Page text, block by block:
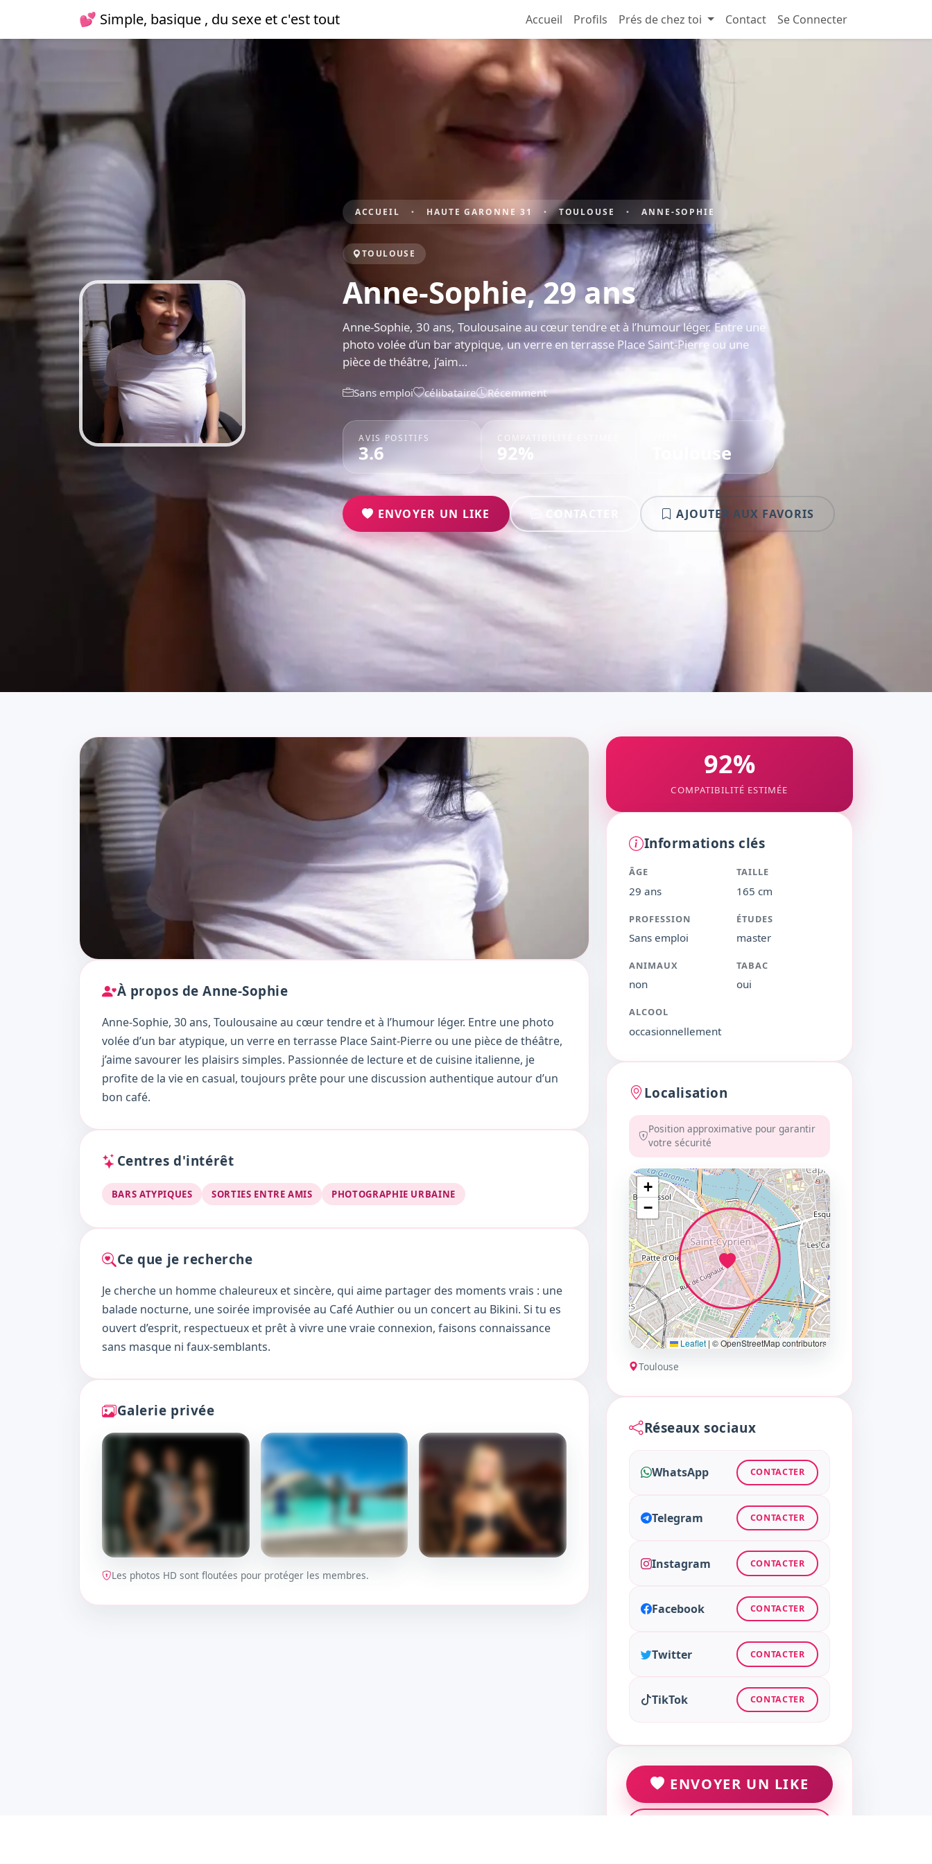
💕 Simple, basique , du sexe et c'est tout Accueil Profils Prés de chez toi Contact Se Connecter
ACCUEIL HAUTE GARONNE 31 TOULOUSE ANNE-SOPHIE
TOULOUSE
Anne-Sophie, 29 ans
Anne-Sophie, 30 ans, Toulousaine au cœur tendre et à l’humour léger. Entre une
photo volée d’un bar atypique, un verre en terrasse Place Saint-Pierre ou une
pièce de théâtre, j’aim…
Sans emploi célibataire Récemment
AVIS POSITIFS
3.6
COMPATIBILITÉ ESTIMÉE
92% Toulouse
ENVOYER UN LIKE CONTACTER AJOUTER AUX FAVORIS
À propos de Anne-Sophie
Anne-Sophie, 30 ans, Toulousaine au cœur tendre et à l’humour léger. Entre une photo
volée d’un bar atypique, un verre en terrasse Place Saint-Pierre ou une pièce de théâtre,
j’aime savourer les plaisirs simples. Passionnée de lecture et de cuisine italienne, je
profite de la vie en casual, toujours prête pour une discussion authentique autour d’un
bon café.
Centres d'intérêt
BARS ATYPIQUES SORTIES ENTRE AMIS PHOTOGRAPHIE URBAINE
Ce que je recherche
Je cherche un homme chaleureux et sincère, qui aime partager des moments vrais : une
balade nocturne, une soirée improvisée au Café Authier ou un concert au Bikini. Si tu es
ouvert d’esprit, respectueux et prêt à vivre une vraie connexion, faisons connaissance
sans masque ni faux-semblants.
Galerie privée
Les photos HD sont floutées pour protéger les membres.
92%
COMPATIBILITÉ ESTIMÉE
Informations clés
ÂGE
29 ans
TAILLE
165 cm
PROFESSION
Sans emploi
ÉTUDES
master
ANIMAUX
non
TABAC
oui
ALCOOL
occasionnellement
Localisation
Position approximative pour garantir
votre sécurité
+
−
Leaflet | © OpenStreetMap contributors
Toulouse
Réseaux sociaux
WhatsApp CONTACTER
Telegram CONTACTER
Instagram CONTACTER
Facebook CONTACTER
Twitter CONTACTER
TikTok CONTACTER
ENVOYER UN LIKE